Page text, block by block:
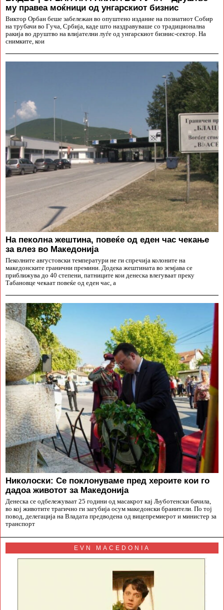
му правеа моќници од унгарскиот бизнис
Виктор Орбан беше забележан во опуштено издание на познатиот Собир
на трубачи во Гуча, Србија, каде што наздравуваше со традиционална
ракија во друштво на влијателни луѓе од унгарскиот бизнис-сектор. На
снимките, кои
На пеколна жештина, повеќе од еден час чекање
за влез во Македонија
Пеколните августовски температури не ги спречија колоните на
македонските гранични премини. Додека жештината во земјава се
приближува до 40 степени, патниците кои денеска влегуваат преку
Табановце чекаат повеќе од еден час, а
Николоски: Се поклонуваме пред хероите кои го
дадоа животот за Македонија
Денеска се одбележуваат 25 години од масакрот кај Љуботенски бачила,
во кој животите трагично ги загубија осум македонски бранители. По тој
повод, делегација на Владата предводена од вицепремиерот и министер за
транспорт
EVN MACEDONIA